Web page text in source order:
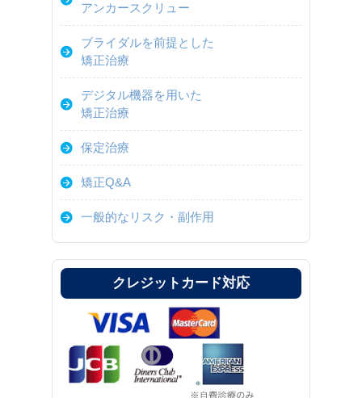
アンカースクリュー
ブライダルを前提とした
矯正治療
デジタル機器を用いた
矯正治療
保定治療
矯正Q&A
一般的なリスク・副作用
クレジットカード対応